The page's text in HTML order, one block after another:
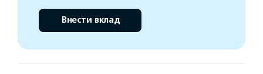
Внести вклад